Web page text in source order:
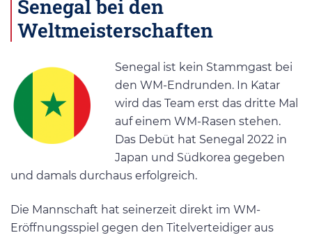
Senegal bei den
Weltmeisterschaften
Senegal ist kein Stammgast bei
den WM-Endrunden. In Katar
wird das Team erst das dritte Mal
auf einem WM-Rasen stehen.
Das Debüt hat Senegal 2022 in
Japan und Südkorea gegeben
und damals durchaus erfolgreich.
Die Mannschaft hat seinerzeit direkt im WM-
Eröffnungsspiel gegen den Titelverteidiger aus